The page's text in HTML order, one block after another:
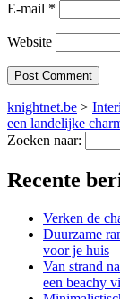
E-mail *
Website
knightnet.be >
een landelijke
Zoeken naar:
Recente
Verken de
Duurzame
voor je huis
Van strand
een beachy